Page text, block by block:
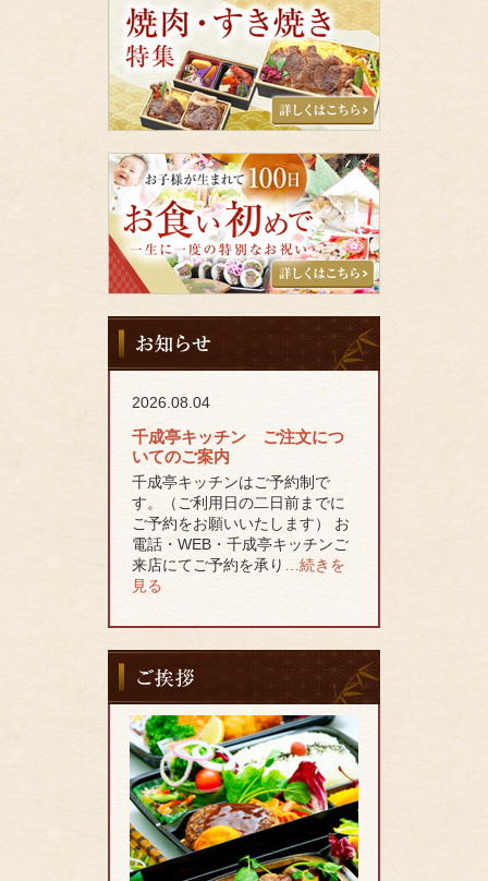
肉・
き
焼
き
特
集
千
成
亭
キ
ッ
チ
ン
の
お
食
お
知
ら
2026.08.04
千成亭キッチン ご注文につ
いてのご案内
千成亭キッチンはご予約制で
す。（ご利用日の二日前までに
ご予約をお願いいたします） お
電話・WEB・千成亭キッチンご
来店にてご予約を承り
…続きを
見る
ご
挨
拶